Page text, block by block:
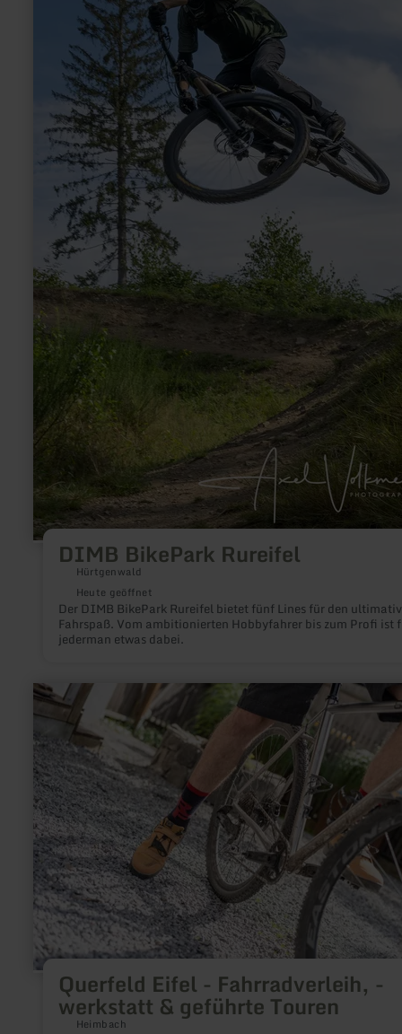
DIMB BikePark Rureifel
Hürtgenwald
Heute geöffnet
Der DIMB BikePark Rureifel bietet fünf Lines für den
Fahrspaß. Vom ambitionierten Hobbyfahrer bis zum Profi ist
jederman etwas dabei.
Querfeld Eifel - Fahrradverleih, -
werkstatt & geführte Touren
Heimbach
mehr
erfahren
zu:
Querfeld
Eifel
-
Fahrradverleih,
-
werkstatt
&amp;
geführte
Touren